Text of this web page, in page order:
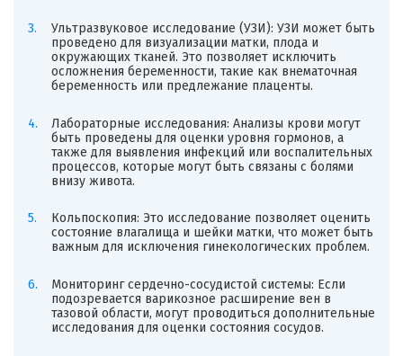
Ультразвуковое исследование (УЗИ): УЗИ может быть
проведено для визуализации матки, плода и
окружающих тканей. Это позволяет исключить
осложнения беременности, такие как внематочная
беременность или предлежание плаценты.
Лабораторные исследования: Анализы крови могут
быть проведены для оценки уровня гормонов, а
также для выявления инфекций или воспалительных
процессов, которые могут быть связаны с болями
внизу живота.
Кольпоскопия: Это исследование позволяет оценить
состояние влагалища и шейки матки, что может быть
важным для исключения гинекологических проблем.
Мониторинг сердечно-сосудистой системы: Если
подозревается варикозное расширение вен в
тазовой области, могут проводиться дополнительные
исследования для оценки состояния сосудов.